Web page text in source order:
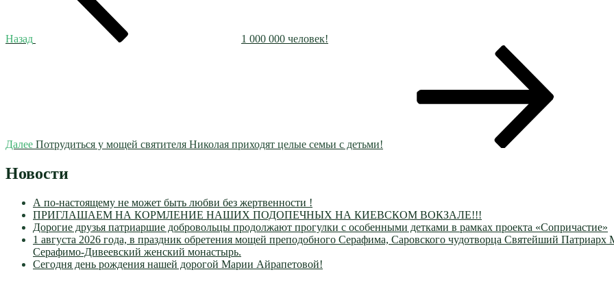
Назад
1 000 000 человек!
Далее Потрудиться у мощей святителя Николая приходят целые семьи с детьми!
Новости
А по-настоящему не может быть любви без жертвенности !
ПРИГЛАШАЕМ НА КОРМЛЕНИЕ НАШИХ ПОДОПЕЧНЫХ НА КИЕВСКОМ ВОКЗАЛЕ!!!
Дорогие друзья патриаршие добровольцы продолжают прогулки с особенными детками в рамках проекта «Сопричастие»
1 августа 2026 года, в праздник обретения мощей преподобного Серафима, Саровского чудотворца Святейший
Серафимо-Дивеевский женский монастырь.
Сегодня день рождения нашей дорогой Марии Айрапетовой!